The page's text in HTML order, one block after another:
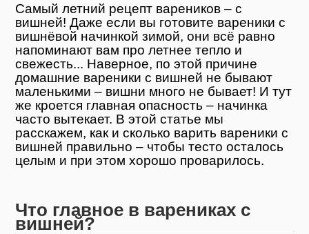
Самый летний рецепт вареников – с
вишней! Даже если вы готовите вареники с
вишнёвой начинкой зимой, они всё равно
напоминают вам про летнее тепло и
свежесть... Наверное, по этой причине
домашние вареники с вишней не бывают
маленькими – вишни много не бывает! И тут
же кроется главная опасность – начинка
часто вытекает. В этой статье мы
расскажем, как и сколько варить вареники с
вишней правильно – чтобы тесто осталось
целым и при этом хорошо проварилось.
Что главное в варениках с
вишней?